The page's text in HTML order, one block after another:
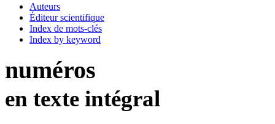
Auteurs
Éditeur scientifique
Index de mots-clés
Index by keyword
numéros
en texte intégral